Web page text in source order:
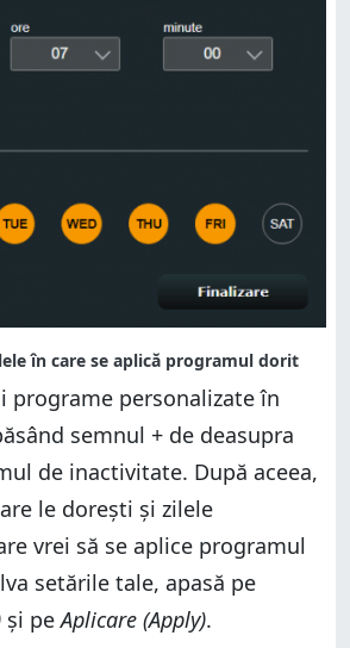
programe personalizate în
semnul + de deasupra
de inactivitate. După aceea,
le dorești și zilele
vrei să se aplice programul
setările tale, apasă pe
și peAplicare (Apply).